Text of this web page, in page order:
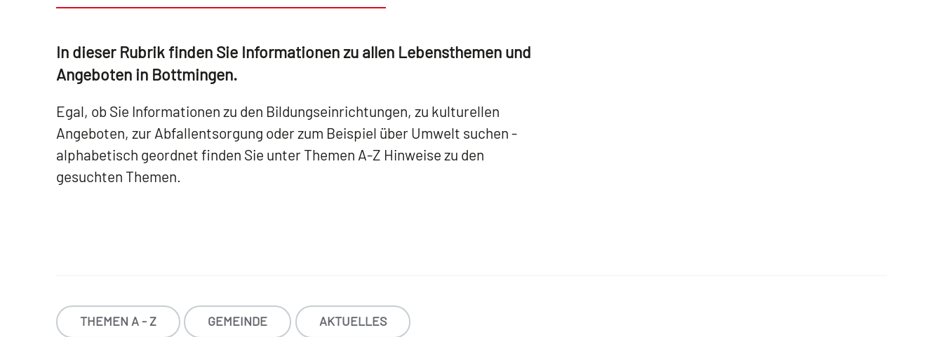
In dieser Rubrik finden Sie Informationen zu allen Lebensthemen und
Angeboten in Bottmingen.
Egal, ob Sie Informationen zu den Bildungseinrichtungen, zu kulturellen
Angeboten, zur Abfallentsorgung oder zum Beispiel über Umwelt suchen -
alphabetisch geordnet finden Sie unter Themen A-Z Hinweise zu den
gesuchten Themen.
THEMEN A - Z GEMEINDE AKTUELLES